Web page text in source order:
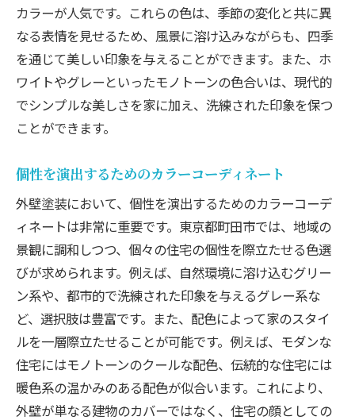
カラーが人気です。これらの色は、季節の変化と共に異
なる表情を見せるため、風景に溶け込みながらも、四季
を通じて美しい印象を与えることができます。また、ホ
ワイトやグレーといったモノトーンの色合いは、現代的
でシンプルな美しさを家に加え、洗練された印象を保つ
ことができます。
個性を演出するためのカラーコーディネート
外壁塗装において、個性を演出するためのカラーコーデ
ィネートは非常に重要です。東京都町田市では、地域の
景観に調和しつつ、個々の住宅の個性を際立たせる色選
びが求められます。例えば、自然環境に溶け込むグリー
ン系や、都市的で洗練された印象を与えるグレー系な
ど、選択肢は豊富です。また、配色によって家のスタイ
ルを一層際立たせることが可能です。例えば、モダンな
住宅にはモノトーンのクールな配色、伝統的な住宅には
暖色系の温かみのある配色が似合います。これにより、
外壁が単なる建物のカバーではなく、住宅の顔としての